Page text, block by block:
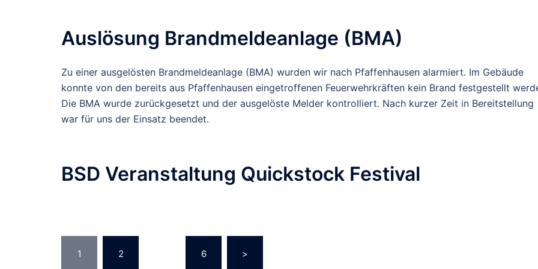
Auslösung Brandmeldeanlage (BMA)
Zu einer ausgelösten Brandmeldeanlage (BMA) wurden wir nach Pfaffenhausen alarmiert. Im Gebäude
konnte von den bereits aus Pfaffenhausen eingetroffenen Feuerwehrkräften kein Brand festgestellt
Die BMA wurde zurückgesetzt und der ausgelöste Melder kontrolliert. Nach kurzer Zeit in Bereitstellung
war für uns der Einsatz beendet.
BSD Veranstaltung Quickstock Festival
Seitennummerierung
1 2 6 >